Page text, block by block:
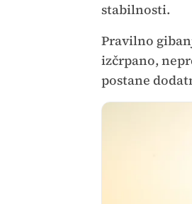
stabilnosti.
Pravilno
izčrpano,
postane